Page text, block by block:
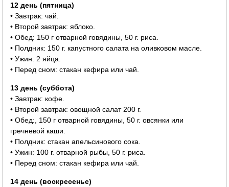
12 день (пятница)
• Завтрак: чай.
• Второй завтрак: яблоко.
• Обед: 150 г отварной говядины, 50 г. риса.
• Полдник: 150 г. капустного салата на оливковом масле.
• Ужин: 2 яйца.
• Перед сном: стакан кефира или чай.
13 день (суббота)
• Завтрак: кофе.
• Второй завтрак: овощной салат 200 г.
• Обед:, 150 г отварной говядины, 50 г. овсянки или
гречневой каши.
• Полдник: стакан апельсинового сока.
• Ужин: 100 г. отварной рыбы, 50 г. риса.
• Перед сном: стакан кефира или чай.
14 день (воскресенье)